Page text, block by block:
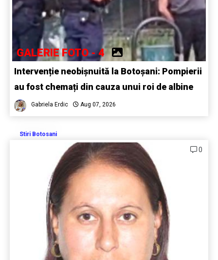
GALERIE FOTO - 4
Intervenție neobișnuită la Botoșani: Pompierii
au fost chemați din cauza unui roi de albine
Gabriela Erdic Aug 07, 2026
Stiri Botosani
0